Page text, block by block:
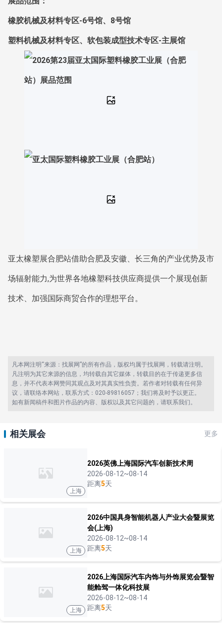
橡胶机械及材料专区-6号馆、8号馆
塑料机械及材料专区、软包装成型技术专区-主展馆
亚太橡塑展合肥站借助合肥及安徽、长三角的产业优势及市
场辐射能力,为世界各地橡塑科技供应商提供一个展现创新
技术、加强国际商贸合作的理想平台。
凡本网注明“来源：找展网”的所有作品，版权均属于找展网，转载请注明。
凡注明为其它来源的信息，均转载自其它媒体，转载目的在于传递更多信
息，并不代表本网赞同其观点及对其真实性负责。若作者对转载有任何异
议，请联络本网站，联系方式：020-89816057；我们将及时予以更正。
如有新闻稿件和图片作品的内容、版权以及其它问题的，请联系我们。
相关展会 更多
上海
2026英佛上海国际汽车创新技术周
2026-08-12~08-14
距离5天
上海
2026中国具身智能机器人产业大会暨展览
会(上海)
2026-08-12~08-14
距离5天
上海
2026上海国际汽车内饰与外饰展览会暨智
能舱驾一体化科技展
2026-08-12~08-14
距离5天